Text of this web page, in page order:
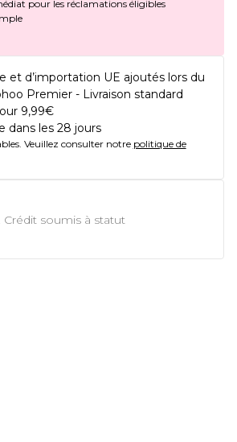
pour les réclamations éligibles
et d’importation UE ajoutés lors du
Premier - Livraison standard
9,99€
dans les 28 jours
Veuillez consulter notre politique de
Crédit soumis à statut